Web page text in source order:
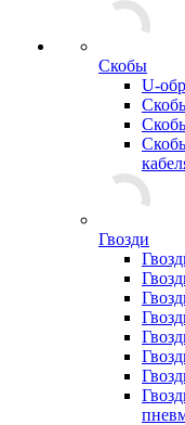
Скобы
U-
Гвозди